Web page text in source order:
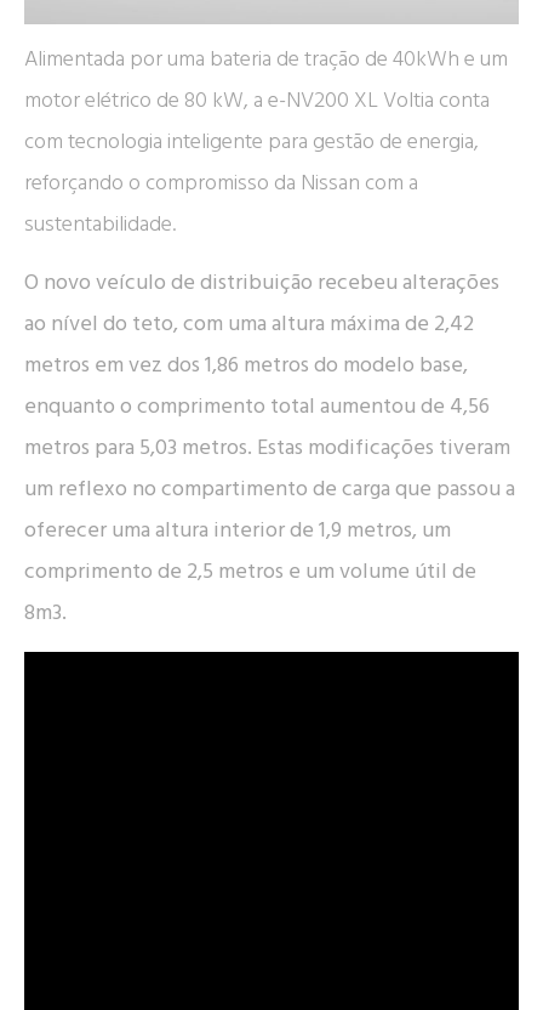
Alimentada por uma bateria de tração de 40kWh e um
motor elétrico de 80 kW, a e-NV200 XL Voltia conta
com tecnologia inteligente para gestão de energia,
reforçando o compromisso da Nissan com a
sustentabilidade.
O novo veículo de distribuição recebeu alterações
ao nível do teto, com uma altura máxima de 2,42
metros em vez dos 1,86 metros do modelo base,
enquanto o comprimento total aumentou de 4,56
metros para 5,03 metros. Estas modificações tiveram
um reflexo no compartimento de carga que passou a
oferecer uma altura interior de 1,9 metros, um
comprimento de 2,5 metros e um volume útil de
8m3.